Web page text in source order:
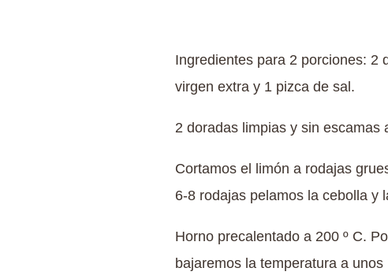
Ingredientes para 2 porciones: 2
virgen extra y 1 pizca de sal.
2 doradas limpias y sin escamas
Cortamos el limón a rodajas
6-8 rodajas pelamos la cebolla y
Horno precalentado a 200 º C.
bajaremos la temperatura a unos